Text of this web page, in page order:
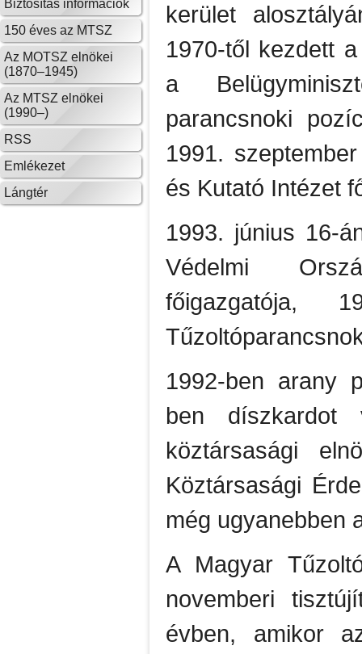
Biztosítás információk
150 éves az MTSZ
Az MOTSZ elnökei
(1870–1945)
Az MTSZ elnökei
(1990–)
RSS
Emlékezet
Lángtér
kerület
1970-től kezdett
a
parancsnoki
1991.
és Kutató Intézet
1993. június 16-
Védelmi
főigazgatója,
1992-ben arany
ben díszkardot
köztársasági
Köztársasági
még ugyanebben
A Magyar
novemberi
évben, amikor